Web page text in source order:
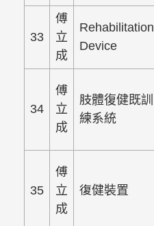
33
傅
立
成
Rehabilitation
Device
34
傅
立
成
肢體復健既訓
練系統
35
傅
立
成
復健裝置